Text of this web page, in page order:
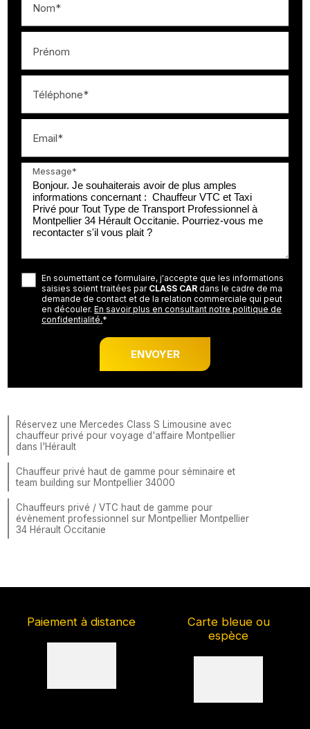
Nom*
Prénom
Téléphone*
Email*
Message*
En soumettant ce formulaire, j'accepte que les informations
saisies soient traitées par CLASS CAR dans le cadre de ma
demande de contact et de la relation commerciale qui peut
en découler.En savoir plus en consultant notre politique de
confidentialité.*
Réservez une Mercedes Class S Limousine avec
chauffeur privé pour voyage d'affaire Montpellier
dans l'Hérault
Chauffeur privé haut de gamme pour séminaire et
team building sur Montpellier 34000
Chauffeurs privé / VTC haut de gamme pour
évènement professionnel sur Montpellier Montpellier
34 Hérault Occitanie
Paiement à distance
Carte bleue ou
espèce